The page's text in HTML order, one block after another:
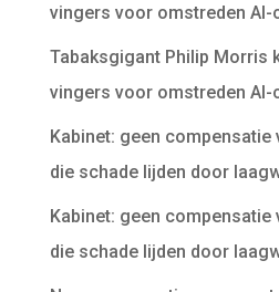
vingers voor omstreden AI-
Tabaksgigant Philip Morris
vingers voor omstreden AI-
Kabinet: geen
die schade lijden door
Kabinet: geen
die schade lijden door